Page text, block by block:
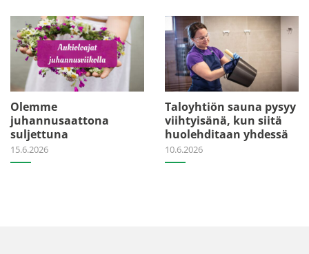
Olemme
juhannusaattona
suljettuna
15.6.2026
Taloyhtiön sauna pysyy
viihtyisänä, kun siitä
huolehditaan yhdessä
10.6.2026